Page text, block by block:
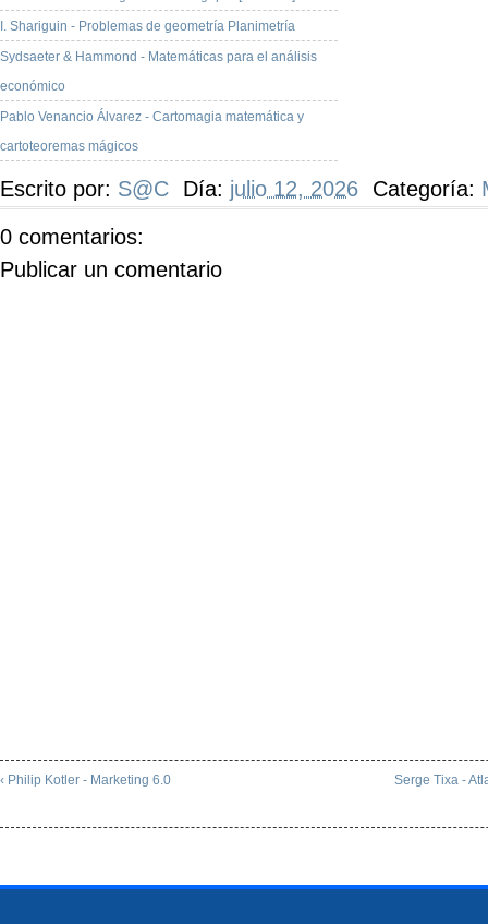
I. Shariguin - Problemas de geometría Planimetría
Sydsaeter & Hammond - Matemáticas para el análisis
económico
Pablo Venancio Álvarez - Cartomagia matemática y
cartoteoremas mágicos
Escrito por: S@C Día: julio 12, 2026 Categoría:
0 comentarios:
Publicar un comentario
‹ Philip Kotler - Marketing 6.0 Serge Tixa -